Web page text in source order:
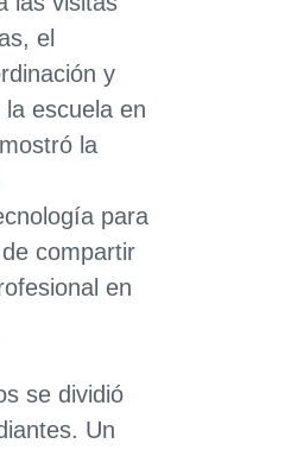
el
y
escuela en
la
para
compartir
en
se dividió
Un